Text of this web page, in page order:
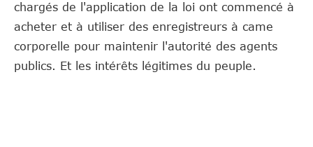
chargés de l'application de la loi ont commencé à
acheter et à utiliser des enregistreurs à came
corporelle pour maintenir l'autorité des agents
publics. Et les intérêts légitimes du peuple.